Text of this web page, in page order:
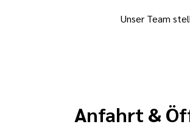
Unser Team
Anfahrt &